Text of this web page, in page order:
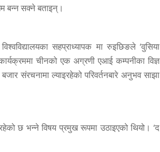
बन्न सक्ने बताइन्।
सहप्राध्यापक मा रुइछिङले ‘वुसिया
चीनको एक अग्रणी एआई कम्पनीका विज्ञ
संरचनामा ल्याइरहेको परिवर्तनबारे अनुभव साझा
छ भन्ने विषय प्रमुख रूपमा उठाइएको थियो। ‘द